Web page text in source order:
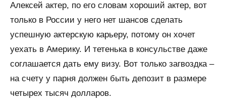
Алексей актер, по его словам хороший актер, вот
только в России у него нет шансов сделать
успешную актерскую карьеру, потому он хочет
уехать в Америку. И тетенька в консульстве даже
соглашается дать ему визу. Вот только загвоздка –
на счету у парня должен быть депозит в размере
четырех тысяч долларов.